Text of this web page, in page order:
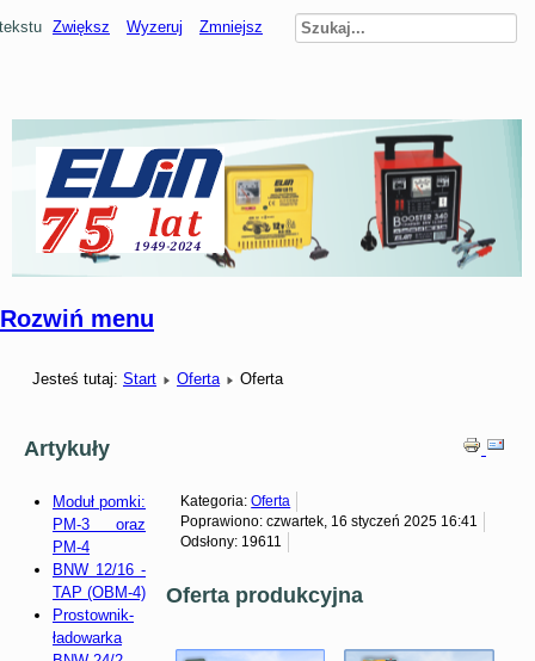
Rozwiń menu
Zwiększ Wyzeruj Zmniejsz
Jesteś tutaj: Start Oferta Oferta
Artykuły
Moduł pomki:
PM-3 oraz
PM-4
BNW 12/16 -
TAP (OBM-4)
Prostownik-
ładowarka
Kategoria:Oferta
Poprawiono: czwartek, 16 styczeń 2025 16:41
Odsłony: 19611
Oferta produkcyjna